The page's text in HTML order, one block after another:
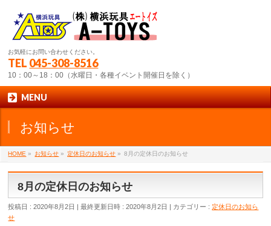
お気軽にお問い合わせください。
TEL 045-308-8516
10：00～18：00（水曜日・各種イベント開催日を除く）
MENU
お知らせ
HOME » お知らせ » 定休日のお知らせ » 8月の定休日のお知らせ
8月の定休日のお知らせ
投稿日 : 2020年8月2日 最終更新日時 : 2020年8月2日 カテゴリー :定休日のお知ら
せ